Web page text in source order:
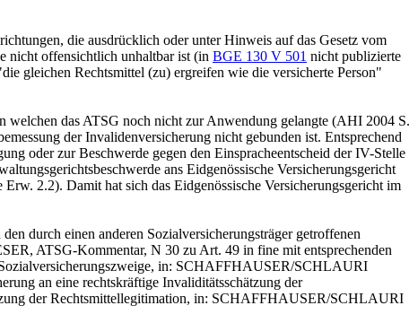
die ausdrücklich oder unter Hinweis auf das Gesetz vom
nicht offensichtlich unhaltbar ist (in BGE 130 V 501 nicht publizierte
gleichen Rechtsmittel (zu) ergreifen wie die versicherte Person"
welchen das ATSG noch nicht zur Anwendung gelangte (AHI 2004 S.
der Invalidenversicherung nicht gebunden ist. Entsprechend
oder zur Beschwerde gegen den Einspracheentscheid der IV-Stelle
ans Eidgenössische Versicherungsgericht
2.2). Damit hat sich das Eidgenössische Versicherungsgericht im
durch einen anderen Sozialversicherungsträger getroffenen
ATSG-Kommentar, N 30 zu Art. 49 in fine mit entsprechenden
in: SCHAFFHAUSER/SCHLAURI
an eine rechtskräftige Invaliditätsschätzung der
der Rechtsmittellegitimation, in: SCHAFFHAUSER/SCHLAURI